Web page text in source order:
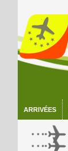
ARRIVÉES